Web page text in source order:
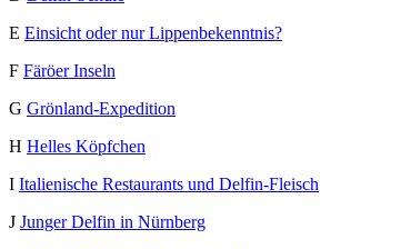
E Einsicht oder nur Lippenbekenntnis?
F Färöer Inseln
G Grönland-Expedition
H Helles Köpfchen
I Italienische Restaurants und Delfin-Fleisch
J Junger Delfin in Nürnberg